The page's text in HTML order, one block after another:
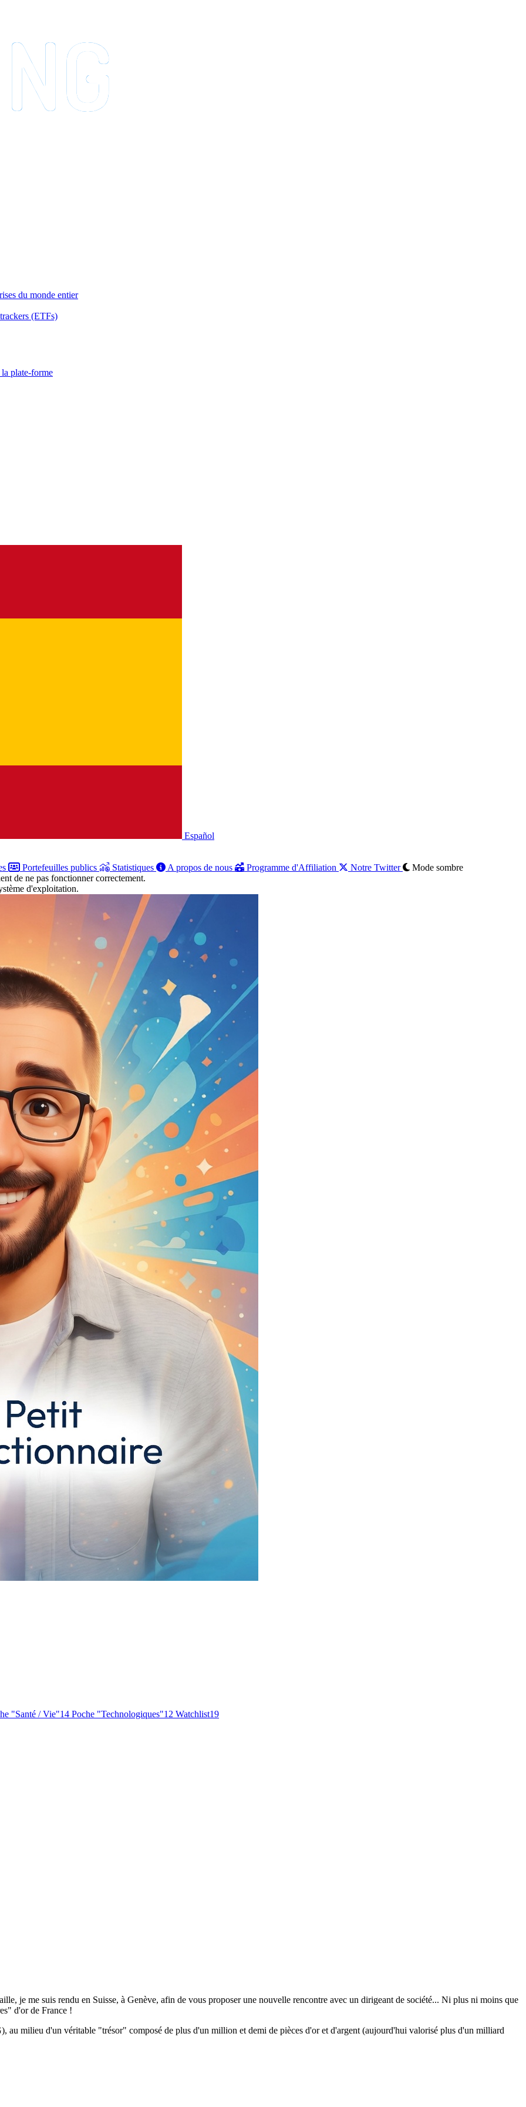
du monde entier
(ETFs)
la plate-forme
Español
Portefeuilles publics Statistiques A propos de nous Programme d'Affiliation Notre Twitter
Mode sombre
de ne pas fonctionner correctement.
d'exploitation.
"Santé / Vie"14 Poche "Technologiques"12 Watchlist19
je me suis rendu en Suisse, à Genève, afin de vous proposer une nouvelle rencontre avec un dirigeant de société... Ni plus ni moins que
d'or de France !
au milieu d'un véritable "trésor" composé de plus d'un million et demi de pièces d'or et d'argent (aujourd'hui valorisé plus d'un milliard